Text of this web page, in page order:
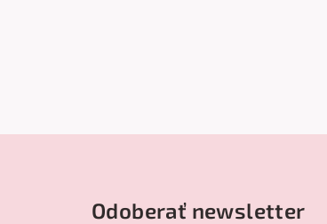
Odoberať newsletter